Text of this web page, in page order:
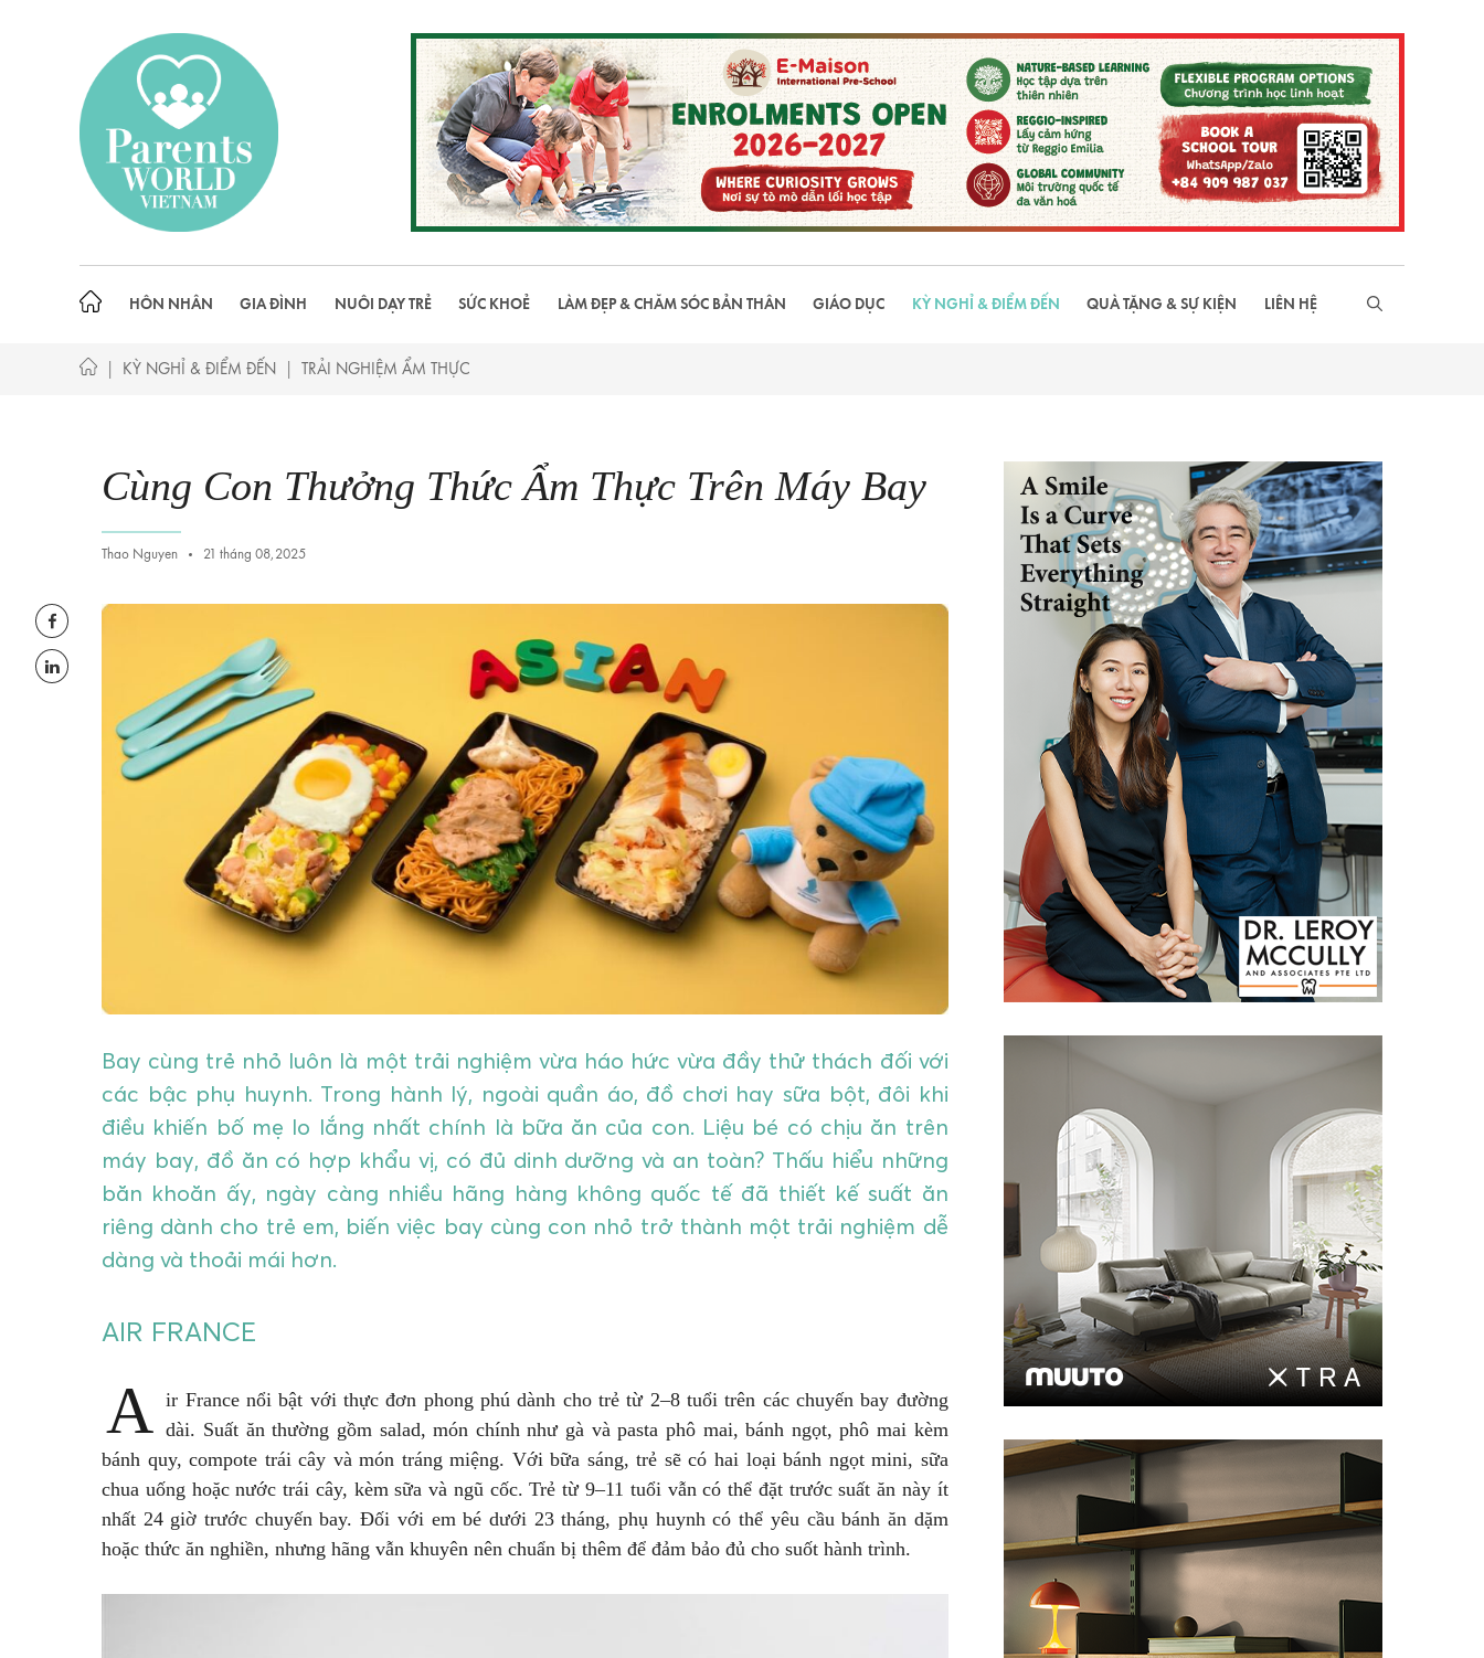
HÔN NHÂN GIA ĐÌNH NUÔI DẠY TRẺ SỨC KHOẺ LÀM ĐẸP & CHĂM SÓC BẢN THÂN GIÁO DỤC KỲ NGHỈ & ĐIỂM ĐẾN QUÀ TẶNG & SỰ KIỆN LIÊN HỆ
| KỲ NGHỈ & ĐIỂM ĐẾN | TRẢI NGHIỆM ẨM THỰC
Cùng Con Thưởng Thức Ẩm Thực Trên Máy Bay
Thao Nguyen 21 tháng 08,2025
Bay cùng trẻ nhỏ luôn là một trải nghiệm vừa háo hức vừa đầy thử thách đối với
các bậc phụ huynh. Trong hành lý, ngoài quần áo, đồ chơi hay sữa bột, đôi khi
điều khiến bố mẹ lo lắng nhất chính là bữa ăn của con. Liệu bé có chịu ăn trên
máy bay, đồ ăn có hợp khẩu vị, có đủ dinh dưỡng và an toàn? Thấu hiểu những
băn khoăn ấy, ngày càng nhiều hãng hàng không quốc tế đã thiết kế suất ăn
riêng dành cho trẻ em, biến việc bay cùng con nhỏ trở thành một trải nghiệm dễ
dàng và thoải mái hơn.
AIR FRANCE
A ir France nổi bật với thực đơn phong phú dành cho trẻ từ 2–8 tuổi trên các chuyến bay đường
dài. Suất ăn thường gồm salad, món chính như gà và pasta phô mai, bánh ngọt, phô mai kèm
bánh quy, compote trái cây và món tráng miệng. Với bữa sáng, trẻ sẽ có hai loại bánh ngọt mini, sữa
chua uống hoặc nước trái cây, kèm sữa và ngũ cốc. Trẻ từ 9–11 tuổi vẫn có thể đặt trước suất ăn này ít
nhất 24 giờ trước chuyến bay. Đối với em bé dưới 23 tháng, phụ huynh có thể yêu cầu bánh ăn dặm
hoặc thức ăn nghiền, nhưng hãng vẫn khuyên nên chuẩn bị thêm để đảm bảo đủ cho suốt hành trình.